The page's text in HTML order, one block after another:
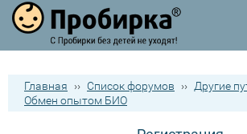
Главная ›› Список форумов ›› Другие
Обмен опытом БИО